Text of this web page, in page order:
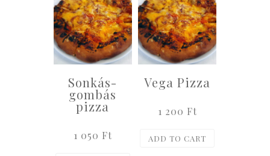
Sonkás-
gombás
pizza
1 050 Ft
Vega Pizza
1 200 Ft
ADD TO CART